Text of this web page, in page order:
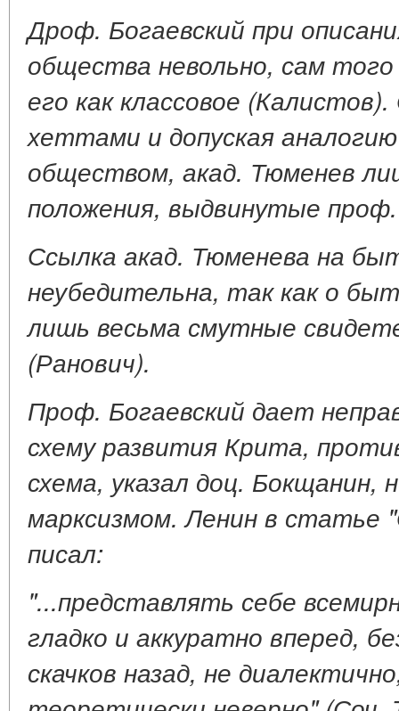
Дроф. Богаевский при
общества невольно, сам
его как классовое
хеттами и допуская
обществом, акад. Тюменев
положения, выдвинутые
Ссылка акад. Тюменева на
неубедительна, так как о
лишь весьма смутные
(Ранович).
Проф. Богаевский дает
схему развития Крита,
схема, указал доц.
марксизмом. Ленин в
писал:
"...представлять себе
гладко и аккуратно вперед,
скачков назад, не